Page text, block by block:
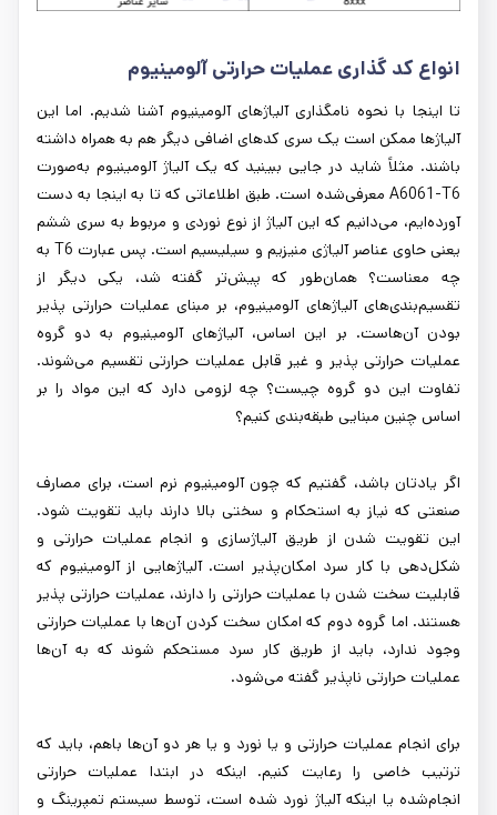
انواع کد گذاری عملیات حرارتی آلومینیوم
تا اینجا با نحوه نامگذاری آلیاژهای آلومینیوم آشنا شدیم. اما این
آلیاژها ممکن است یک سری کدهای اضافی دیگر هم به همراه داشته
باشند. مثلاً شاید در جایی ببینید که یک آلیاژ آلومینیوم به‌صورت
A6061-T6 معرفی‌شده است. طبق اطلاعاتی که تا به اینجا به دست
آورده‌ایم، می‌دانیم که این آلیاژ از نوع نوردی و مربوط به سری ششم
یعنی حاوی عناصر آلیاژی منیزیم و سیلیسیم است. پس عبارت T6 به
چه معناست؟ همان‌طور که پیش‌تر گفته شد، یکی دیگر از
تقسیم‌بندی‌های آلیاژهای آلومینیوم، بر مبنای عملیات حرارتی پذیر
بودن آن‌هاست. بر این اساس، آلیاژهای آلومینیوم به دو گروه
عملیات حرارتی پذیر و غیر قابل عملیات حرارتی تقسیم می‌شوند.
تفاوت این دو گروه چیست؟ چه لزومی دارد که این مواد را بر
اساس چنین مبنایی طبقه‌بندی کنیم؟
اگر یادتان باشد، گفتیم که چون آلومینیوم نرم است، برای مصارف
صنعتی که نیاز به استحکام و سختی بالا دارند باید تقویت شود.
این تقویت شدن از طریق آلیاژسازی و انجام عملیات حرارتی و
شکل‌دهی با کار سرد امکان‌پذیر است. آلیاژهایی از آلومینیوم که
قابلیت سخت شدن با عملیات حرارتی را دارند، عملیات حرارتی پذیر
هستند. اما گروه دوم که امکان سخت کردن آن‌ها با عملیات حرارتی
وجود ندارد، باید از طریق کار سرد مستحکم شوند که به آن‌ها
عملیات حرارتی ناپذیر گفته می‌شود.
برای انجام عملیات حرارتی و یا نورد و یا هر دو آن‌ها باهم، باید که
ترتیب خاصی را رعایت کنیم. اینکه در ابتدا عملیات حرارتی
انجام‌شده یا اینکه آلیاژ نورد شده است، توسط سیستم تمپرینگ و